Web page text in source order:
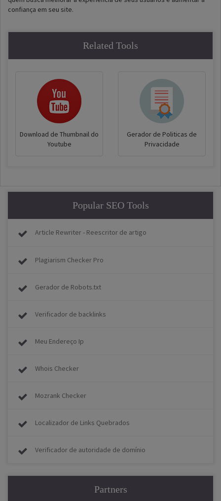
confiança em seu site.
Related Tools
Download de Thumbnail do
Youtube
Gerador de Politicas de
Privacidade
Popular SEO Tools
Article Rewriter - Reescritor de artigo
Plagiarism Checker Pro
Gerador de Robots.txt
Verificador de backlinks
Meu Endereço Ip
Whois Checker
Mozrank Checker
Localizador de Links Quebrados
Verificador de autoridade de domínio
Partners